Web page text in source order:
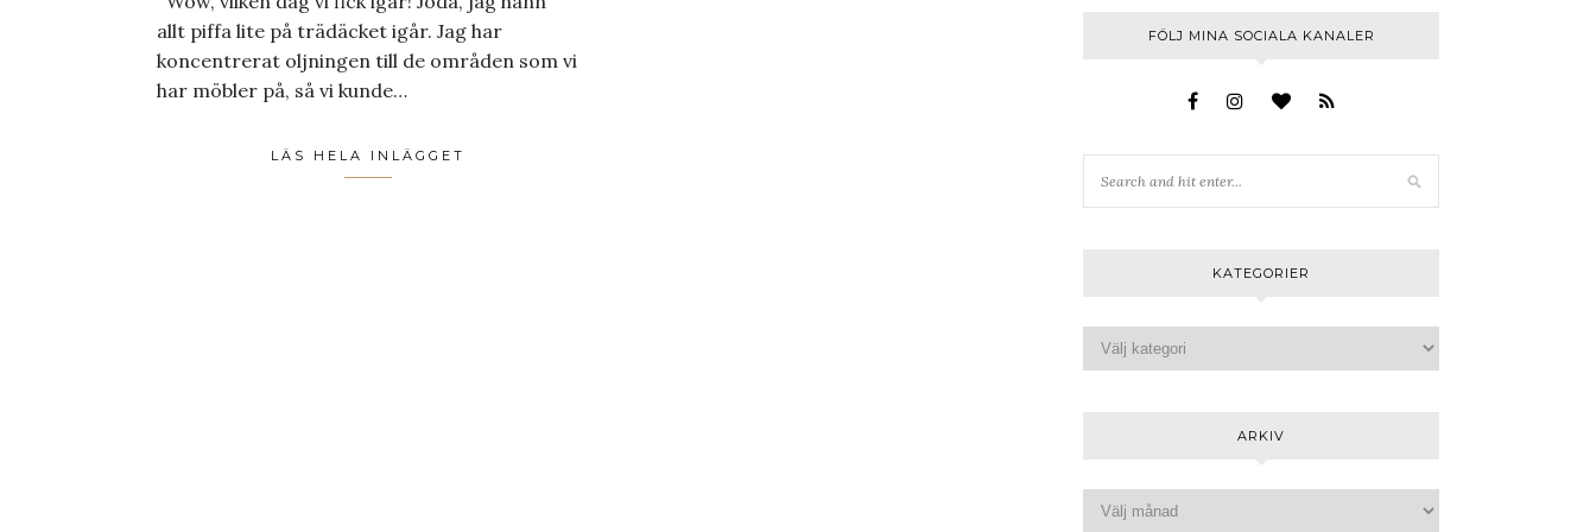
allt piffa lite på trädäcket igår. Jag har
koncentrerat oljningen till de områden som vi
har möbler på, så vi kunde…
LÄS HELA INLÄGGET
FÖLJ MINA SOCIALA KANALER
KATEGORIER
ARKIV